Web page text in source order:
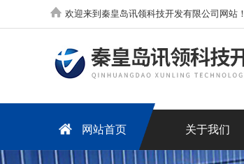
欢迎来到秦皇岛讯领科技开发有限公司网站！
网站首页 关于我们